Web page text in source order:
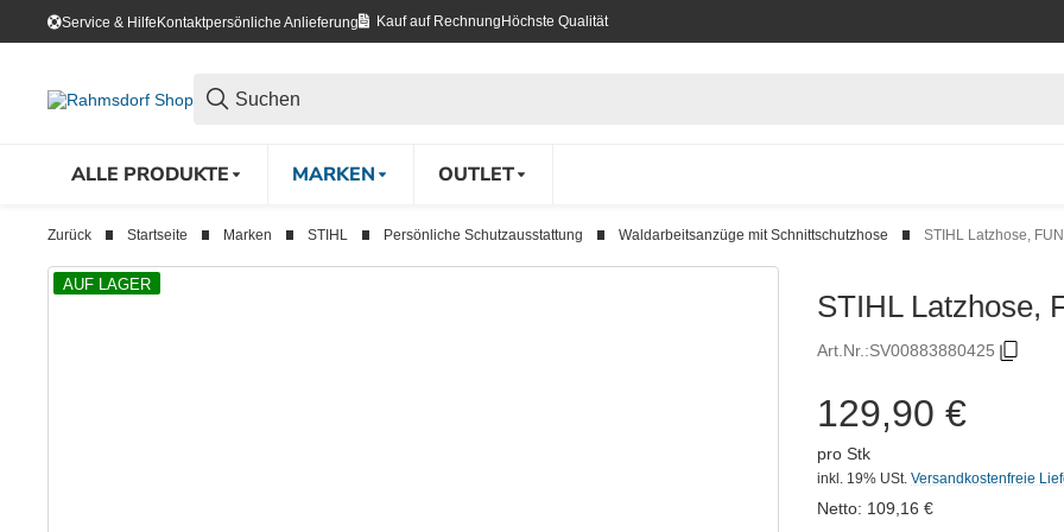
Service & HilfeKontaktpersönliche Anlieferung Kauf auf Rechnung Höchste Qualität
ALLE PRODUKTE MARKEN OUTLET
Zurück Startseite Marken STIHL Persönliche Schutzausstattung Waldarbeitsanzüge mit Schnittschutzhose STIHL Latzhose,
AUF LAGER
STIHL Latzhose,
Art.Nr.:SV00883880425
129,90 €
pro Stk
inkl. 19% USt. Versandkostenfreie
Netto: 109,16 €